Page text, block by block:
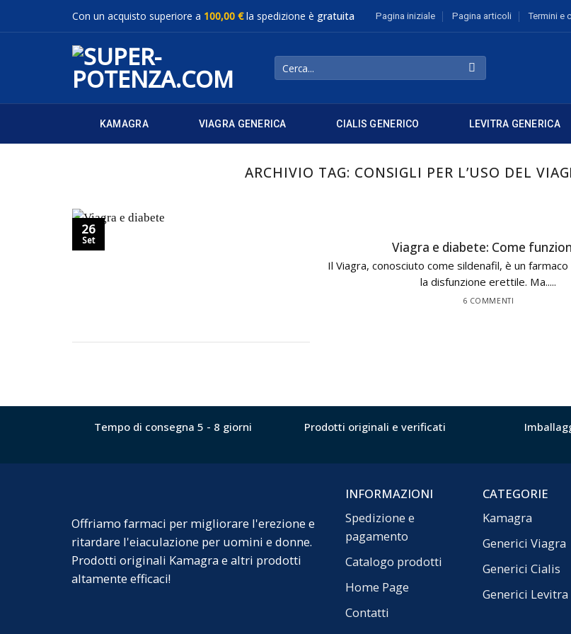
Con un acquisto superiore a 100,00 €la spedizione è gratuita Pagina iniziale Pagina articoli Termini e
Cerca:
KAMAGRA VIAGRA GENERICA CIALIS GENERICO LEVITRA GENERICA
ARCHIVIO TAG: CONSIGLI PER L’USO DEL
Viagra e diabete: Come
Il Viagra, conosciuto come sildenafil, è un
la disfunzione erettile. Ma.....
6 COMMENTI
26
Set
Tempo di consegna 5 - 8 giorni Prodotti originali e verificati
Offriamo farmaci per migliorare l'erezione e
ritardare l'eiaculazione per uomini e donne.
Prodotti originali Kamagra e altri prodotti
altamente efficaci!
INFORMAZIONI
Spedizione e
pagamento
Catalogo prodotti
Home Page
Contatti
CATEGORIE
Kamagra
Generici Viagra
Generici Cialis
Generici Levitra